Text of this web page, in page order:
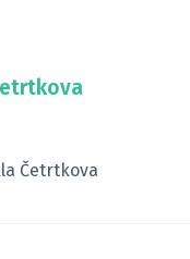
Četrtkova